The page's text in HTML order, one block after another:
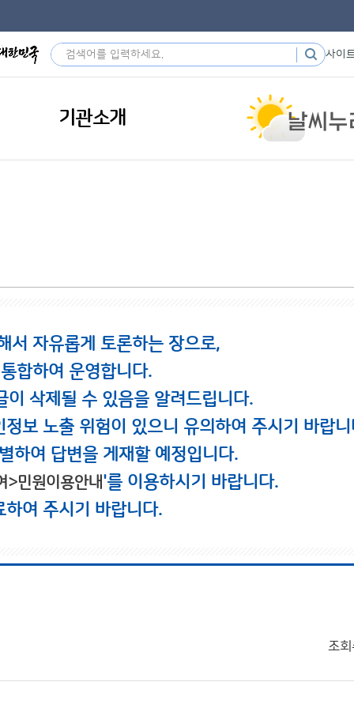
사이
기관소개
서 자유롭게 토론하는 장으로,
합하여 운영합니다.
삭제될 수 있음을 알려드립니다.
보 노출 위험이 있으니 유의하여 주시기 바랍니
하여 답변을 게재할 예정입니다.
>민원이용안내'를 이용하시기 바랍니다.
여 주시기 바랍니다.
조회